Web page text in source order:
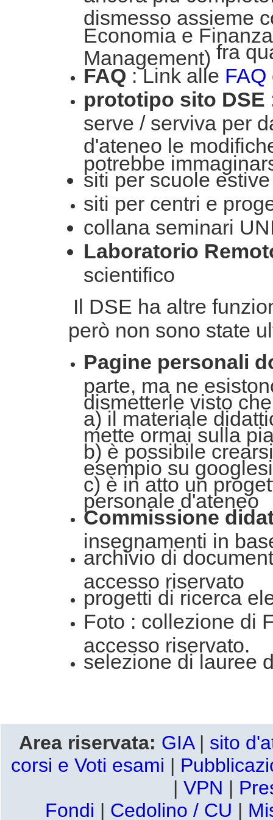
dismesso assieme
Economia e
Management) fra
FAQ : Link alle FAQ
prototipo sito DSE
serve / serviva per
d'ateneo le
potrebbe
siti per scuole
siti per centri e
collana seminari
Laboratorio
scientifico
Il DSE ha altre
però non sono state
Pagine personali
parte, ma ne
dismetterle visto che
a) il materiale
mette ormai sulla
b) è possibile
esempio su
c) è in atto un
personale d'ateneo
Commissione
insegnamenti in
archivio di
accesso riservato
progetti di ricerca
Foto : collezione di
accesso riservato.
selezione di lauree
Area riservata: GIA| sito
corsi e Voti esami |
| VPN |
Fondi | Cedolino / CU |